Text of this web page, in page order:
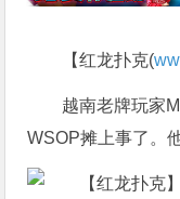
【红龙扑克(
越南老牌玩家
WSOP摊上事了。